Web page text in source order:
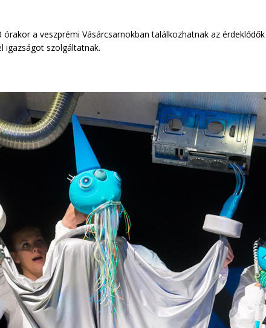
órakor a veszprémi Vásárcsarnokban találkozhatnak az
igazságot szolgáltatnak.